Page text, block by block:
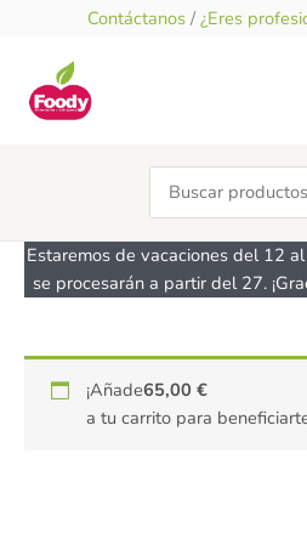
contenido
Contáctanos / ¿Eres
Search
for:
Estaremos de vacaciones del 12
se procesarán a partir del 27.
¡Añade65,00€
a tu carrito para
Azucar